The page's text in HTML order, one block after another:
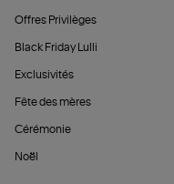
Offres Privilèges
Black Friday Lulli
Exclusivités
Fête des mères
Cérémonie
Noël